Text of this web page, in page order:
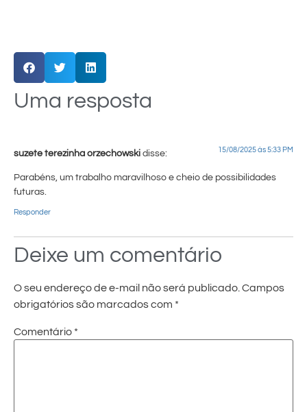
Uma resposta
suzete terezinha orzechowski disse: 15/08/2025 às 5:33 PM
Parabéns, um trabalho maravilhoso e cheio de possibilidades
futuras.
Responder
Deixe um comentário
O seu endereço de e-mail não será publicado.Campos
obrigatórios são marcados com *
Comentário *